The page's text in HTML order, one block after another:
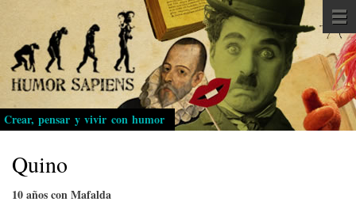
Pasar
al
contenido
principal
Crear, pensar y vivir con humor
Quino
10 años con Mafalda